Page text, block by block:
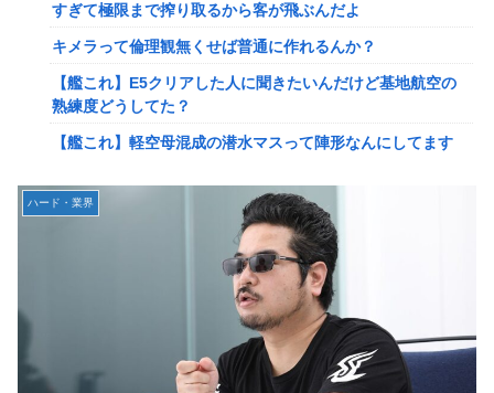
【驚愕】ユーチューバー「撮影で使うから、この高級時計も
車もぜ～んぶ経費でタダ！ｗ」←まさかコレ本気にしてる奴
なんておらんよな？よな？w w w w w w w w w w w
【速報】へずまりゅうさん、完全に聖人の顔へ←これw w w
w w w w w
【緊急】爆美女「すみません。砲弾3つ持ってきました」警
察「！？」自衛隊「！？」→結果w w w w w w w w
【動画】名古屋栄で不良外人が警察官を突き飛ばす。逮捕し
【勇者王ガオガイガー】PLAMATEA「獅子王凱」プラモデ
無理やり家族旅行に付いてきて露天風呂でも大声で嫌味を言
すぎて極限まで搾り取るから客が飛ぶんだよ
キメラって倫理観無くせば普通に作れるんか？
【艦これ】E5クリアした人に聞きたいんだけど基地航空の
熟練度どうしてた？
【艦これ】軽空母混成の潜水マスって陣形なんにしてます
【画像】X女子「ガチでこういう彼氏欲しくて息できん」
【動画】クレヨンしんちゃんの例の動画、バズリすぎてネッ
【速報】ジャンポケ斎藤、求刑7年で逝く。実刑確実か
【速報】ゼレンスキー大統領「日本の支援は期待されたほど
の成果がない」WWWWWWWWWWW
ハード・業界